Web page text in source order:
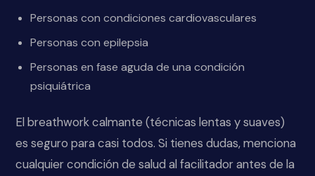
Personas con condiciones cardiovasculares
Personas con epilepsia
Personas en fase aguda de una condición
psiquiátrica
El breathwork calmante (técnicas lentas y suaves)
es seguro para casi todos. Si tienes dudas, menciona
cualquier condición de salud al facilitador antes de la